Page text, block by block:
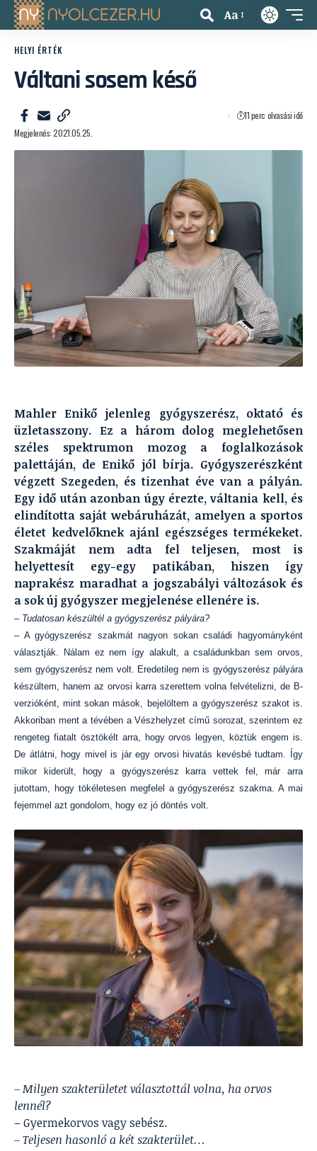
Aa
HELYI ÉRTÉK
Váltani sosem késő
Megjelenés: 2021.05.25.
11 perc olvasási idő
Mahler Enikő jelenleg gyógyszerész, oktató és
üzletasszony. Ez a három dolog meglehetősen
széles spektrumon mozog a foglalkozások
palettáján, de Enikő jól bírja. Gyógyszerészként
végzett Szegeden, és tizenhat éve van a pályán.
Egy idő után azonban úgy érezte, váltania kell, és
elindította saját webáruházát, amelyen a sportos
életet kedvelőknek ajánl egészséges termékeket.
Szakmáját nem adta fel teljesen, most is
helyettesít egy-egy patikában, hiszen így
naprakész maradhat a jogszabályi változások és
a sok új gyógyszer megjelenése ellenére is.
– Tudatosan készültél a gyógyszerész pályára?
– A gyógyszerész szakmát nagyon sokan családi hagyományként
választják. Nálam ez nem így alakult, a családunkban sem orvos,
sem gyógyszerész nem volt. Eredetileg nem is gyógyszerész pályára
készültem, hanem az orvosi karra szerettem volna felvételizni, de B-
verzióként, mint sokan mások, bejelöltem a gyógyszerész szakot is.
Akkoriban ment a tévében a Vészhelyzet című sorozat, szerintem ez
rengeteg fiatalt ösztökélt arra, hogy orvos legyen, köztük engem is.
De átlátni, hogy mivel is jár egy orvosi hivatás kevésbé tudtam. Így
mikor kiderült, hogy a gyógyszerész karra vettek fel, már arra
jutottam, hogy tökéletesen megfelel a gyógyszerész szakma. A mai
fejemmel azt gondolom, hogy ez jó döntés volt.
– Milyen szakterületet választottál volna, ha orvos
lennél?
– Gyermekorvos vagy sebész.
– Teljesen hasonló a két szakterület…